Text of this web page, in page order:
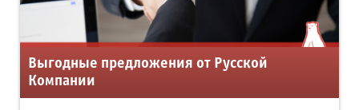
Выгодные предложения от Русской
Компании